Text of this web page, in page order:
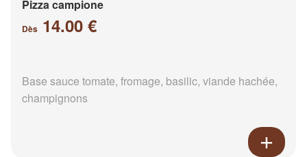
Pizza campione
Dès 14.00 €
Base sauce tomate, fromage, basilic, viande hachée,
champignons